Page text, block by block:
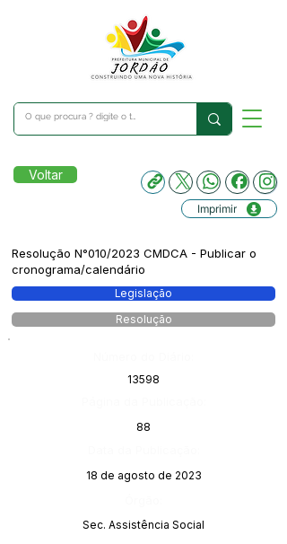
Voltar
Imprimir
Resolução N°010/2023 CMDCA - Publicar o
cronograma/calendário
Legislação
Resolução
13598
88
18 de agosto de 2023
Sec. Assistência Social